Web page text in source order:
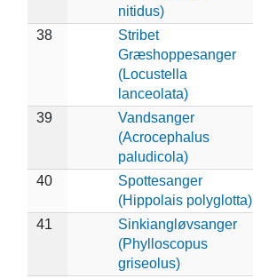
nitidus)
38
Stribet
Græshoppesanger
(Locustella
lanceolata)
39
Vandsanger
(Acrocephalus
paludicola)
40
Spottesanger
(Hippolais polyglotta)
41
Sinkiangløvsanger
(Phylloscopus
griseolus)